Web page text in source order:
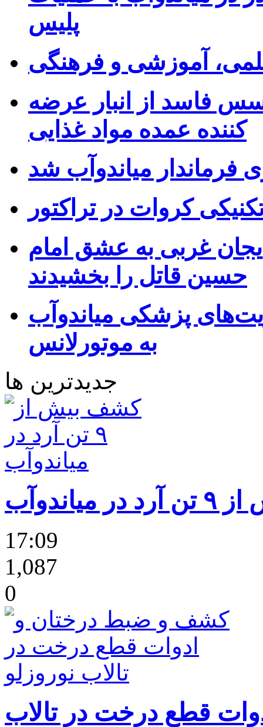
پلیس
علمی، آموزشی و فرهنگی
کیلوگرم سس فاسد از انبار عرضه
کننده عمده مواد غذایی
فرماندار میاندوآب شد
کروات در تراکتور
غربی به عشق امام
حسین قاتل را بخشیدند
پزشکی میاندوآب
به موتورلانس
جدیدترین ها
17:09
1,087
0
قطع درخت در تالاب